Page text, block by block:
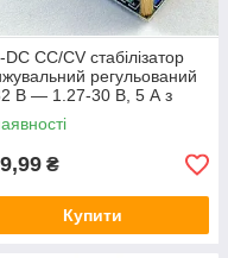
DC CC/CV стабілізатор
регульований
В — 1.27-30 В, 5 А з
РК екраном
₴
Купити